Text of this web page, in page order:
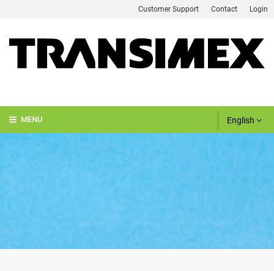
Login
Contact
Customer Support
English